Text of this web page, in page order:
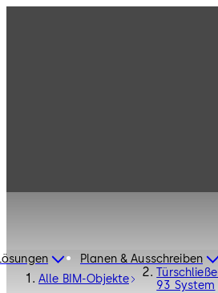
Planen & Ausschreiben
Alle BIM-Objekte
93 System